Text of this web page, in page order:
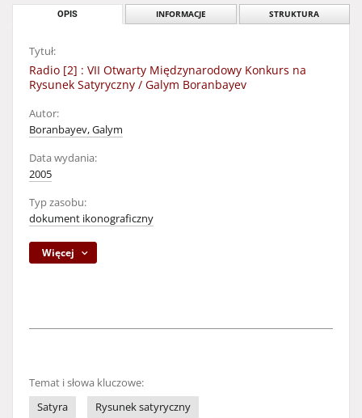
OPIS INFORMACJE STRUKTURA
Tytuł:
Radio [2] : VII Otwarty Międzynarodowy Konkurs na
Rysunek Satyryczny / Galym Boranbayev
Autor:
Boranbayev, Galym
Data wydania:
2005
Typ zasobu:
dokument ikonograficzny
Więcej
Temat i słowa kluczowe:
Satyra
Rysunek satyryczny